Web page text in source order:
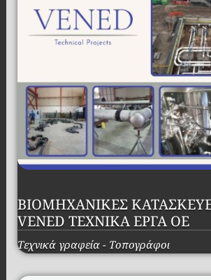
ΒΙΟΜΗΧΑΝΙΚΕΣ
VENED ΤΕΧΝΙΚΑ ΕΡΓΑ ΟΕ
Τεχνικά γραφεία - Τοπογράφοι